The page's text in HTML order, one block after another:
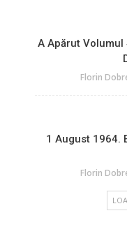
A Apărut Volumul
Florin
1 August 1964.
Florin